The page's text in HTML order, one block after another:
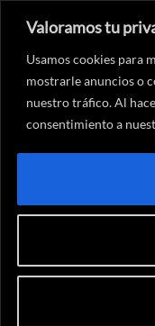
Valoramos tu
Usamos cookies para
mostrarle anuncios o
nuestro tráfico. Al
consentimiento a
Inicio - Reportajes
POR QUÉ
LOS